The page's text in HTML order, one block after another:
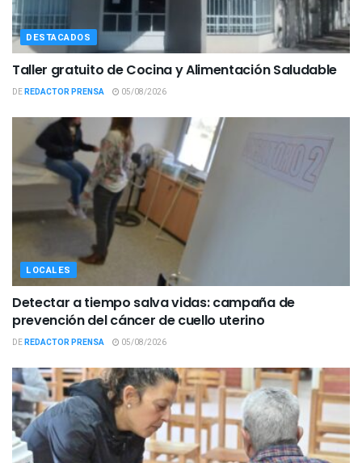
DESTACADOS
Taller gratuito de Cocina y Alimentación Saludable
DEREDACTOR PRENSA 05/08/2026
LOCALES
Detectar a tiempo salva vidas: campaña de
prevención del cáncer de cuello uterino
DEREDACTOR PRENSA 05/08/2026